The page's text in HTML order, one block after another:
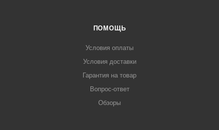
ПОМОЩЬ
Условия оплаты
Условия доставки
Гарантия на товар
Вопрос-ответ
Обзоры